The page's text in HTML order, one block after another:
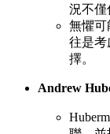
況不僅
無懼可
往是考
擇。
Andrew